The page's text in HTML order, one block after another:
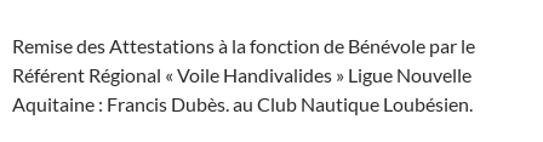
Remise des Attestations à la fonction de Bénévole par le
Référent Régional « Voile Handivalides » Ligue Nouvelle
Aquitaine : Francis Dubès. au Club Nautique Loubésien.